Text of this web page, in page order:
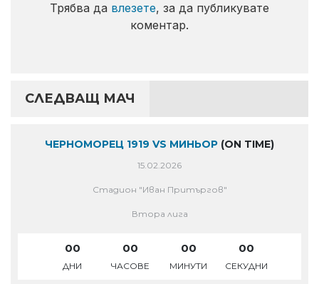
Трябва да влезете, за да публикувате
коментар.
СЛЕДВАЩ МАЧ
ЧЕРНОМОРЕЦ 1919 VS МИНЬОР (ON TIME)
15.02.2026
Стадион "Иван Притъргов"
Втора лига
00
ДНИ
00
ЧАСОВЕ
00
МИНУТИ
00
СЕКУДНИ